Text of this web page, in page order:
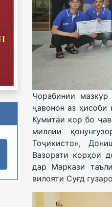
Чорабинии
ҷавонон аз
Кумитаи кор бо
миллии
Тоҷикистон,
Вазорати корҳои
дар Маркази
вилояти Суғд